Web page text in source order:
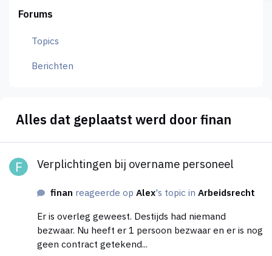
Forums
Topics
Berichten
Alles dat geplaatst werd door finan
Verplichtingen bij overname personeel
finan reageerde opAlex's topic inArbeidsrecht
Er is overleg geweest. Destijds had niemand
bezwaar. Nu heeft er 1 persoon bezwaar en er is nog
geen contract getekend...